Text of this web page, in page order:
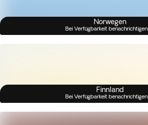
Norwegen
Bei Verfügbarkeit benachrichtigen
Finnland
Bei Verfügbarkeit benachrichtigen